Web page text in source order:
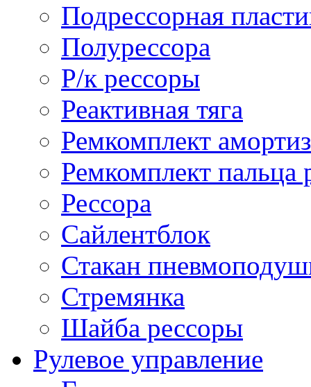
Подрессорная
Полурессора
Р/к рессоры
Реактивная тяга
Ремкомплект
Ремкомплект пальца
Рессора
Сайлентблок
Стакан
Стремянка
Шайба рессоры
Рулевое управление